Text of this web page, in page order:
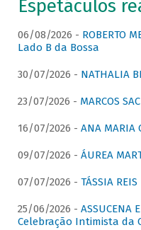
Espetáculos
06/08/2026 - ROBERTO
Lado B da Bossa
30/07/2026 - NATHALIA
23/07/2026 - MARCOS
16/07/2026 - ANA MARIA
09/07/2026 - ÁUREA
07/07/2026 - TÁSSIA
25/06/2026 - ASSUCENA
Celebração Intimista da